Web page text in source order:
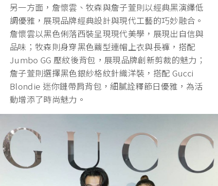
另一方面，詹懷雲、牧森與詹子萱則以經典黑演繹低
調優雅，展現品牌經典設計與現代工藝的巧妙融合。
詹懷雲以黑色俐落西裝呈現現代美學，展現出自信與
品味；牧森則身穿黑色繭型連帽上衣與長褲，搭配
Jumbo GG 壓紋後背包，展現品牌創新剪裁的魅力；
詹子萱則選擇黑色銀紗格紋針織洋裝，搭配 Gucci
Blondie 迷你鏈帶肩背包，細膩詮釋節日優雅，為活
動增添了時尚魅力。